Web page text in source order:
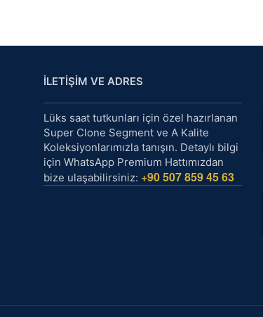
İLETİŞİM VE ADRES
Lüks saat tutkunları için özel hazırlanan
Super Clone Segment ve A Kalite
Koleksiyonlarımızla tanışın. Detaylı bilgi
için WhatsApp Premium Hattımızdan
bize ulaşabilirsiniz: +90 507 859 45 63